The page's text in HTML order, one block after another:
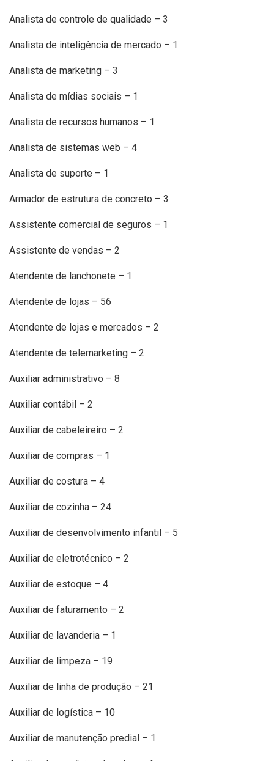
Analista de controle de qualidade – 3
Analista de inteligência de mercado – 1
Analista de marketing – 3
Analista de mídias sociais – 1
Analista de recursos humanos – 1
Analista de sistemas web – 4
Analista de suporte – 1
Armador de estrutura de concreto – 3
Assistente comercial de seguros – 1
Assistente de vendas – 2
Atendente de lanchonete – 1
Atendente de lojas – 56
Atendente de lojas e mercados – 2
Atendente de telemarketing – 2
Auxiliar administrativo – 8
Auxiliar contábil – 2
Auxiliar de cabeleireiro – 2
Auxiliar de compras – 1
Auxiliar de costura – 4
Auxiliar de cozinha – 24
Auxiliar de desenvolvimento infantil – 5
Auxiliar de eletrotécnico – 2
Auxiliar de estoque – 4
Auxiliar de faturamento – 2
Auxiliar de lavanderia – 1
Auxiliar de limpeza – 19
Auxiliar de linha de produção – 21
Auxiliar de logística – 10
Auxiliar de manutenção predial – 1